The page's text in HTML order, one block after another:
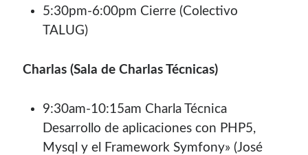
5:30pm-6:00pm Cierre (Colectivo
TALUG)
Charlas (Sala de Charlas Técnicas)
9:30am-10:15am Charla Técnica
Desarrollo de aplicaciones con PHP5,
Mysql y el Framework Symfony» (José